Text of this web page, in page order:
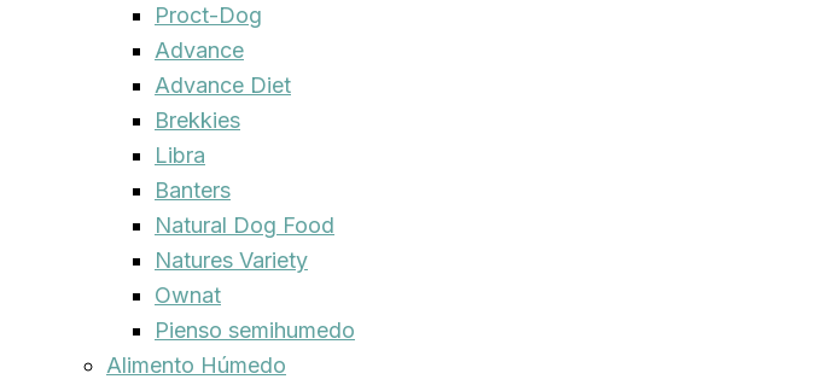
Proct-Dog
Advance
Advance Diet
Brekkies
Libra
Banters
Natural Dog Food
Natures Variety
Ownat
Pienso semihumedo
Alimento Húmedo